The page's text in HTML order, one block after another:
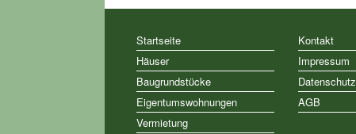
Startseite
Häuser
Baugrundstücke
Eigentumswohnungen
Vermietung
Kontakt
Impressum
Datenschutz
AGB